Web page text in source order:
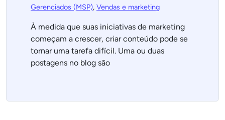
Gerenciados (MSP), Vendas e marketing
À medida que suas iniciativas de marketing
começam a crescer, criar conteúdo pode se
tornar uma tarefa difícil. Uma ou duas
postagens no blog são